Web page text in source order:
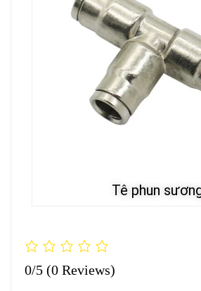
Tê phun
0/5 (0 Reviews)